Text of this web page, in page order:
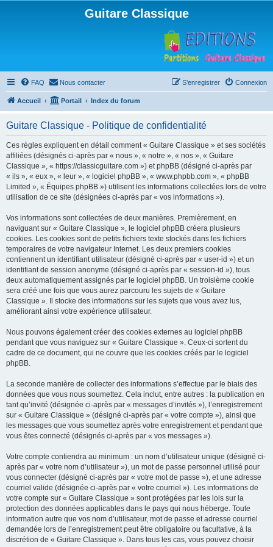
Guitare Classique
FAQ Nous contacter Connexion
S’enregistrer
Accueil Portail Index du forum
Guitare Classique - Politique de confidentialité
Ces règles expliquent en détail comment « Guitare Classique » et ses sociétés
affiliées (désignés ci-après par « nous », « notre », « nos », « Guitare
Classique », « https://classicguitare.com ») et phpBB (désigné ci-après par
« ils », « eux », « leur », « logiciel phpBB », « www.phpbb.com », « phpBB
Limited », « Équipes phpBB ») utilisent les informations collectées lors de votre
utilisation de ce site (désignées ci-après par « vos informations »).
Vos informations sont collectées de deux manières. Premièrement, en
naviguant sur « Guitare Classique », le logiciel phpBB créera plusieurs
cookies. Les cookies sont de petits fichiers texte stockés dans les fichiers
temporaires de votre navigateur Internet. Les deux premiers cookies
contiennent un identifiant utilisateur (désigné ci-après par « user-id ») et un
identifiant de session anonyme (désigné ci-après par « session-id »), tous
deux automatiquement assignés par le logiciel phpBB. Un troisième cookie
sera créé une fois que vous aurez parcouru les sujets de « Guitare
Classique ». Il stocke des informations sur les sujets que vous avez lus,
améliorant ainsi votre expérience utilisateur.
Nous pouvons également créer des cookies externes au logiciel phpBB
pendant que vous naviguez sur « Guitare Classique ». Ceux-ci sortent du
cadre de ce document, qui ne couvre que les cookies créés par le logiciel
phpBB.
La seconde manière de collecter des informations s’effectue par le biais des
données que vous nous soumettez. Cela inclut, entre autres : la publication en
tant qu’invité (désignée ci-après par « messages d’invités »), l’enregistrement
sur « Guitare Classique » (désigné ci-après par « votre compte »), ainsi que
les messages que vous soumettez après votre enregistrement et pendant que
vous êtes connecté (désignés ci-après par « vos messages »).
Votre compte contiendra au minimum : un nom d’utilisateur unique (désigné ci-
après par « votre nom d’utilisateur »), un mot de passe personnel utilisé pour
vous connecter (désigné ci-après par « votre mot de passe »), et une adresse
courriel valide (désignée ci-après par « votre courriel »). Les informations de
votre compte sur « Guitare Classique » sont protégées par les lois sur la
protection des données applicables dans le pays qui nous héberge. Toute
information autre que vos nom d’utilisateur, mot de passe et adresse courriel
demandée lors de l’enregistrement peut être obligatoire ou facultative, à la
discrétion de « Guitare Classique ». Dans tous les cas, vous pouvez choisir